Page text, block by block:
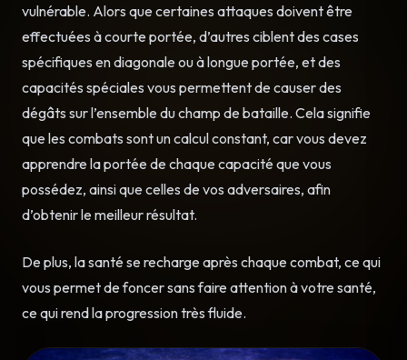
vulnérable. Alors que certaines attaques doivent être
effectuées à courte portée, d’autres ciblent des cases
spécifiques en diagonale ou à longue portée, et des
capacités spéciales vous permettent de causer des
dégâts sur l’ensemble du champ de bataille. Cela signifie
que les combats sont un calcul constant, car vous devez
apprendre la portée de chaque capacité que vous
possédez, ainsi que celles de vos adversaires, afin
d’obtenir le meilleur résultat.
De plus, la santé se recharge après chaque combat, ce qui
vous permet de foncer sans faire attention à votre santé,
ce qui rend la progression très fluide.